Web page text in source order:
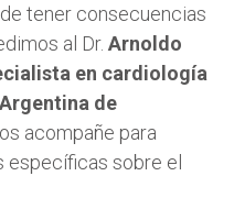
tener consecuencias
al Dr. Arnoldo
en cardiología
de
acompañe para
específicas sobre el